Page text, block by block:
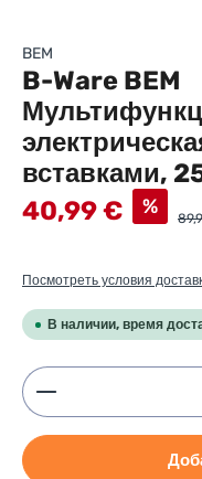
BEM
B-Ware BEM
вставками,
Sale price:
40,99 € %
Посмотреть условия
В наличии, время
Product Quantity: